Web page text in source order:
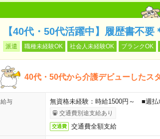
【40代・50代活躍中】履歴書不
派遣 職種未経験OK 社会人未経験OK ブランクOK
40代・50代から介護デビューしたス
給与 無資格未経験：時給1500円～ ■週
交通費別途支給あり
交通費 交通費全額支給